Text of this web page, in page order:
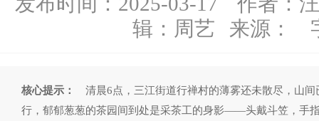
辑： 周艺 来源：
核心提示：
清晨6点，三江街道行禅村的薄雾还未散尽，山
行，郁郁葱葱的茶园间到处是采茶工的身影——头戴斗笠，手